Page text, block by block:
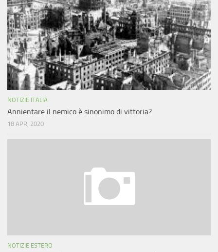
NOTIZIE ITALIA
Annientare il nemico è sinonimo di vittoria?
18 APR, 2020
NOTIZIE ESTERO